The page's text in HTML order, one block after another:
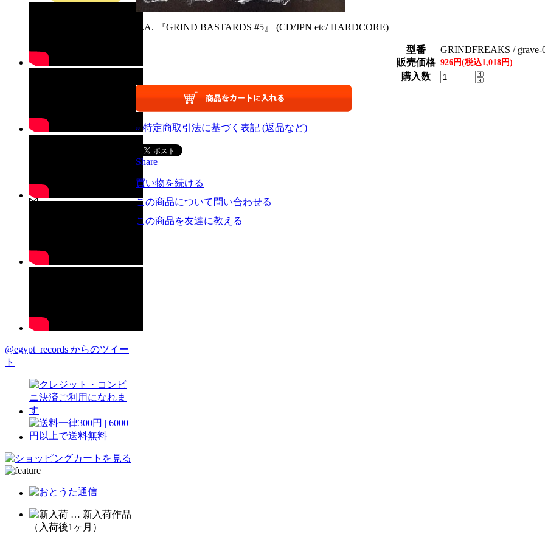
@egypt_records からのツイー
ト
… 新入荷作品
（入荷後1ヶ月）
V.A. 『GRIND BASTARDS #5』 (CD/JPN etc/ HARDCORE)
型番
GRINDFREAKS / grave-
販売価格 926円(税込1,018円)
購入数
» 特定商取引法に基づく表記 (返品など)
Share
買い物を続ける
この商品について問い合わせる
この商品を友達に教える